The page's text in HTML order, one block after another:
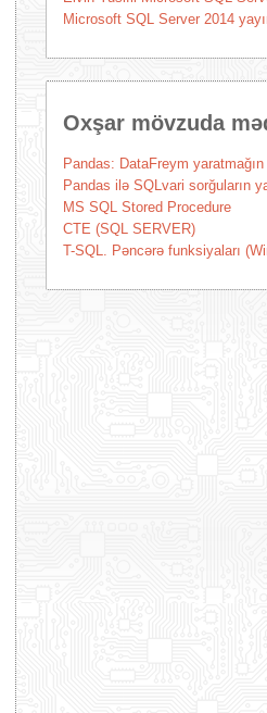
Microsoft SQL Server 2014
Oxşar mövzuda
Pandas: DataFreym
Pandas ilə SQLvari sorğuların
MS SQL Stored Procedure
CTE (SQL SERVER)
T-SQL. Pəncərə funksiyaları